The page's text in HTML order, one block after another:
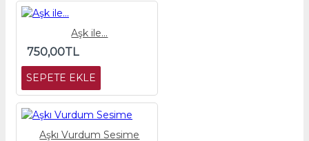
Aşk ile...
750,00TL
SEPETE EKLE
Aşkı Vurdum Sesime